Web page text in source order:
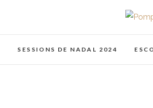
SESSIONS DE NADAL 2024